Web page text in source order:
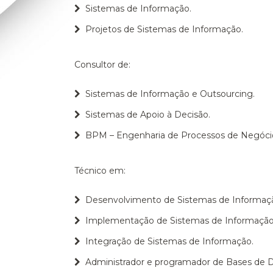
Sistemas de Informação.
Projetos de Sistemas de Informação.
Consultor de:
Sistemas de Informação e Outsourcing.
Sistemas de Apoio à Decisão.
BPM – Engenharia de Processos de
Técnico em:
Desenvolvimento de Sistemas de
Implementação de Sistemas de
Integração de Sistemas de Informação.
Administrador e programador de Bases de